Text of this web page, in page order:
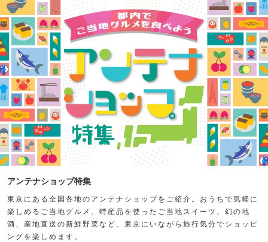
アンテナショップ特集
東京にある全国各地のアンテナショップをご紹介。おうちで気軽に
楽しめるご当地グルメ、特産品を使ったご当地スイーツ、幻の地
酒、産地直送の新鮮野菜など、東京にいながら旅行気分でショッピ
ングを楽しめます。